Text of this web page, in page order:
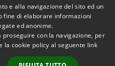
Copyright © 2023 •
Città di Peschiera
Borromeo •
e alla navigazione del sito ed un
fine di elaborare informazioni
ed anonime.
con la navigazione, per
la cookie policy al seguente link